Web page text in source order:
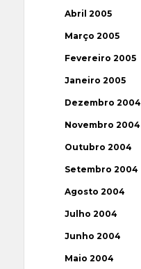
Abril 2005
Março 2005
Fevereiro 2005
Janeiro 2005
Dezembro 2004
Novembro 2004
Outubro 2004
Setembro 2004
Agosto 2004
Julho 2004
Junho 2004
Maio 2004